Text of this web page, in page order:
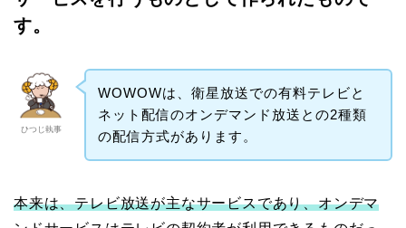
す。
ひつじ執事
WOWOWは、衛星放送での有料テレビと
ネット配信のオンデマンド放送との2種類
の配信方式があります。
本来は、テレビ放送が主なサービスであり、オンデマ